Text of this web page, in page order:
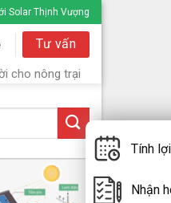
Solar Thịnh Vượng
Tư vấn
cho nông trại
Tính
Nhận